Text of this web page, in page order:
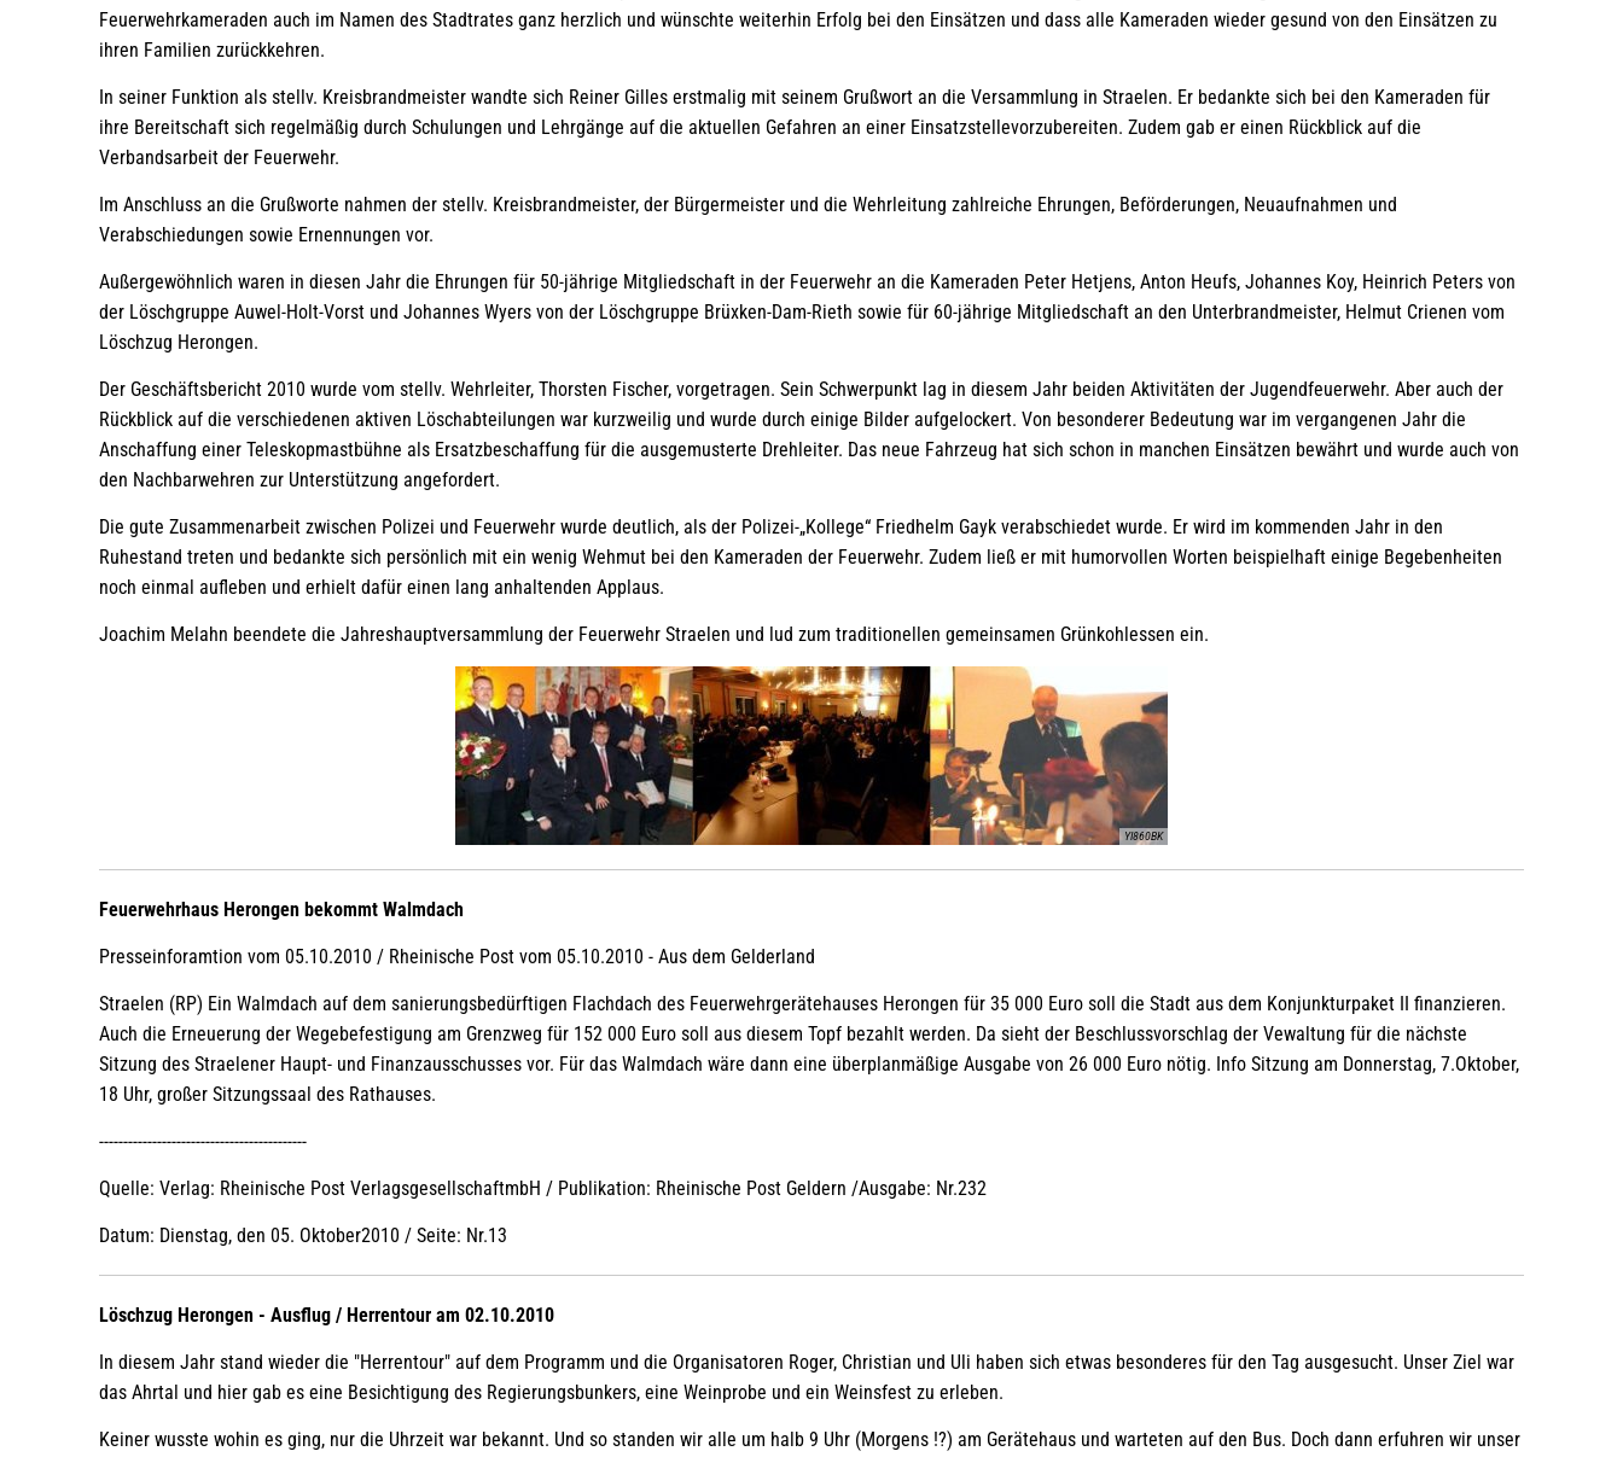
Feuerwehrkameraden auch im Namen des Stadtrates ganz herzlich und wünschte weiterhin Erfolg bei den Einsätzen und dass alle Kameraden wieder gesund von den Einsätzen zu
ihren Familien zurückkehren.
In seiner Funktion als stellv. Kreisbrandmeister wandte sich Reiner Gilles erstmalig mit seinem Grußwort an die Versammlung in Straelen. Er bedankte sich bei den Kameraden für
ihre Bereitschaft sich regelmäßig durch Schulungen und Lehrgänge auf die aktuellen Gefahren an einer Einsatzstellevorzubereiten. Zudem gab er einen Rückblick auf die
Verbandsarbeit der Feuerwehr.
Im Anschluss an die Grußworte nahmen der stellv. Kreisbrandmeister, der Bürgermeister und die Wehrleitung zahlreiche Ehrungen, Beförderungen, Neuaufnahmen und
Verabschiedungen sowie Ernennungen vor.
Außergewöhnlich waren in diesen Jahr die Ehrungen für 50-jährige Mitgliedschaft in der Feuerwehr an die Kameraden Peter Hetjens, Anton Heufs, Johannes Koy, Heinrich Peters von
der Löschgruppe Auwel-Holt-Vorst und Johannes Wyers von der Löschgruppe Brüxken-Dam-Rieth sowie für 60-jährige Mitgliedschaft an den Unterbrandmeister, Helmut Crienen vom
Löschzug Herongen.
Der Geschäftsbericht 2010 wurde vom stellv. Wehrleiter, Thorsten Fischer, vorgetragen. Sein Schwerpunkt lag in diesem Jahr beiden Aktivitäten der Jugendfeuerwehr. Aber auch der
Rückblick auf die verschiedenen aktiven Löschabteilungen war kurzweilig und wurde durch einige Bilder aufgelockert. Von besonderer Bedeutung war im vergangenen Jahr die
Anschaffung einer Teleskopmastbühne als Ersatzbeschaffung für die ausgemusterte Drehleiter. Das neue Fahrzeug hat sich schon in manchen Einsätzen bewährt und wurde auch von
den Nachbarwehren zur Unterstützung angefordert.
Die gute Zusammenarbeit zwischen Polizei und Feuerwehr wurde deutlich, als der Polizei-„Kollege“ Friedhelm Gayk verabschiedet wurde. Er wird im kommenden Jahr in den
Ruhestand treten und bedankte sich persönlich mit ein wenig Wehmut bei den Kameraden der Feuerwehr. Zudem ließ er mit humorvollen Worten beispielhaft einige Begebenheiten
noch einmal aufleben und erhielt dafür einen lang anhaltenden Applaus.
Joachim Melahn beendete die Jahreshauptversammlung der Feuerwehr Straelen und lud zum traditionellen gemeinsamen Grünkohlessen ein.
YI860BK
Feuerwehrhaus Herongen bekommt Walmdach
Presseinforamtion vom 05.10.2010 / Rheinische Post vom 05.10.2010 - Aus dem Gelderland
Straelen (RP) Ein Walmdach auf dem sanierungsbedürftigen Flachdach des Feuerwehrgerätehauses Herongen für 35 000 Euro soll die Stadt aus dem Konjunkturpaket II finanzieren.
Auch die Erneuerung der Wegebefestigung am Grenzweg für 152 000 Euro soll aus diesem Topf bezahlt werden. Da sieht der Beschlussvorschlag der Vewaltung für die nächste
Sitzung des Straelener Haupt- und Finanzausschusses vor. Für das Walmdach wäre dann eine überplanmäßige Ausgabe von 26 000 Euro nötig. Info Sitzung am Donnerstag, 7.Oktober,
18 Uhr, großer Sitzungssaal des Rathauses.
-------------------------------------------
Quelle: Verlag: Rheinische Post VerlagsgesellschaftmbH / Publikation: Rheinische Post Geldern /Ausgabe: Nr.232
Datum: Dienstag, den 05. Oktober2010 / Seite: Nr.13
Löschzug Herongen - Ausflug / Herrentour am 02.10.2010
In diesem Jahr stand wieder die "Herrentour" auf dem Programm und die Organisatoren Roger, Christian und Uli haben sich etwas besonderes für den Tag ausgesucht. Unser Ziel war
das Ahrtal und hier gab es eine Besichtigung des Regierungsbunkers, eine Weinprobe und ein Weinsfest zu erleben.
Keiner wusste wohin es ging, nur die Uhrzeit war bekannt. Und so standen wir alle um halb 9 Uhr (Morgens !?) am Gerätehaus und warteten auf den Bus. Doch dann erfuhren wir unser